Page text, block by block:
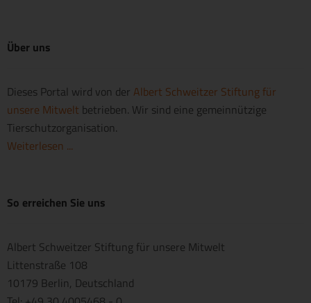
Über uns
Dieses Portal wird von der Albert Schweitzer Stiftung für
unsere Mitwelt betrieben. Wir sind eine gemeinnützige
Tierschutzorganisation.
Weiterlesen ...
So erreichen Sie uns
Albert Schweitzer Stiftung für unsere Mitwelt
Littenstraße 108
10179 Berlin, Deutschland